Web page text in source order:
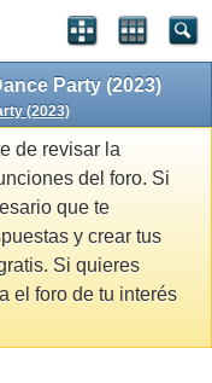
Party (2023)
(2023)
de revisar la
del foro. Si
que te
y crear tus
Si quieres
el foro de tu interés